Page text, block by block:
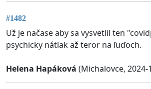
#1482
Už je načase aby sa vysvetlil ten
psychicky nátlak až teror na ľuďoch.
Helena Hapáková (Michalovce, 2024-